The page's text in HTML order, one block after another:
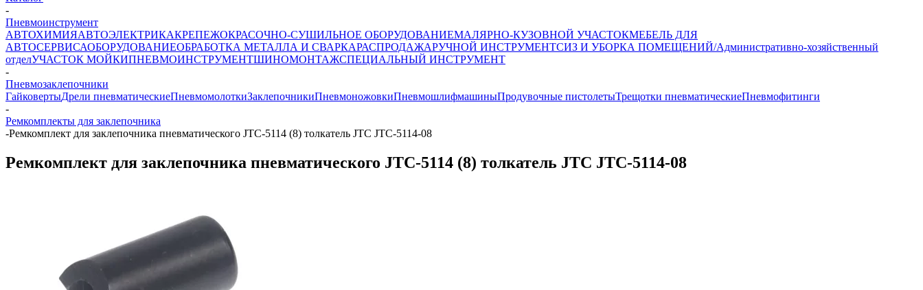
-
Пневмоинструмент
АВТОХИМИЯАВТОЭЛЕКТРИКАКРЕПЕЖОКРАСОЧНО-СУШИЛЬНОЕ ОБОРУДОВАНИЕМАЛЯРНО-КУЗОВНОЙ УЧАСТОКМЕБЕЛЬ ДЛЯ
АВТОСЕРВИСАОБОРУДОВАНИЕОБРАБОТКА МЕТАЛЛА И СВАРКАРАСПРОДАЖАРУЧНОЙ ИНСТРУМЕНТСИЗ И УБОРКА ПОМЕЩЕНИЙ/Административно-хозяйственный
отделУЧАСТОК МОЙКИПНЕВМОИНСТРУМЕНТШИНОМОНТАЖСПЕЦИАЛЬНЫЙ ИНСТРУМЕНТ
-
Пневмозаклепочники
ГайковертыДрели пневматическиеПневмомолоткиЗаклепочникиПневмоножовкиПневмошлифмашиныПродувочные пистолетыТрещотки пневматическиеПневмофитинги
-
Ремкомплекты для заклепочника
-Ремкомплект для заклепочника пневматического JTC-5114 (8) толкатель JTC JTC-5114-08
Ремкомплект для заклепочника пневматического JTC-5114 (8) толкатель JTC JTC-5114-08